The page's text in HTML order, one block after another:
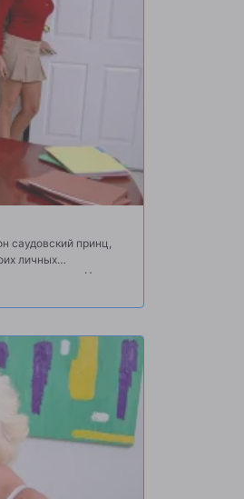
саудовский принц,
личных
для принца, Чарли